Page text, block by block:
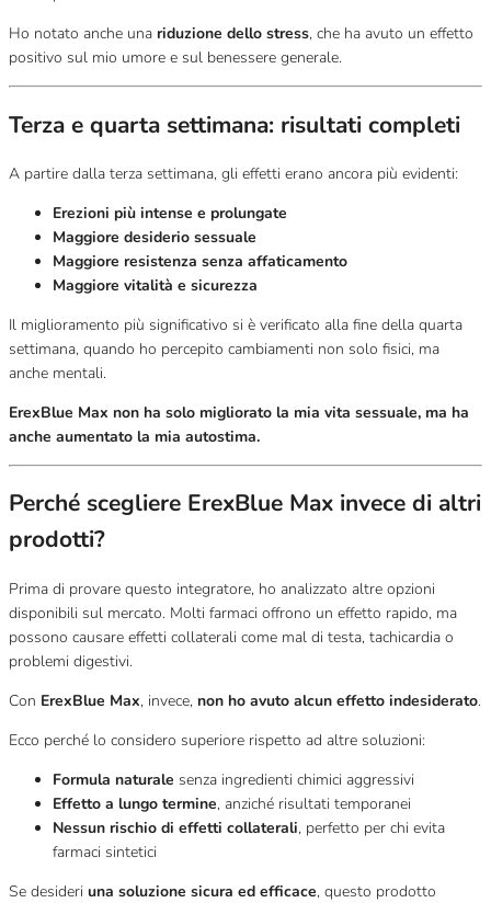
Ho notato anche una riduzione dello stress, che ha avuto un effetto
positivo sul mio umore e sul benessere generale.
Terza e quarta settimana: risultati completi
A partire dalla terza settimana, gli effetti erano ancora più evidenti:
Erezioni più intense e prolungate
Maggiore desiderio sessuale
Maggiore resistenza senza affaticamento
Maggiore vitalità e sicurezza
Il miglioramento più significativo si è verificato alla fine della quarta
settimana, quando ho percepito cambiamenti non solo fisici, ma
anche mentali.
ErexBlue Max non ha solo migliorato la mia vita sessuale, ma ha
anche aumentato la mia autostima.
Perché scegliere ErexBlue Max invece di altri
prodotti?
Prima di provare questo integratore, ho analizzato altre opzioni
disponibili sul mercato. Molti farmaci offrono un effetto rapido, ma
possono causare effetti collaterali come mal di testa, tachicardia o
problemi digestivi.
Con ErexBlue Max, invece, non ho avuto alcun effetto indesiderato.
Ecco perché lo considero superiore rispetto ad altre soluzioni:
Formula naturale senza ingredienti chimici aggressivi
Effetto a lungo termine, anziché risultati temporanei
Nessun rischio di effetti collaterali, perfetto per chi evita
farmaci sintetici
Se desideri una soluzione sicura ed efficace, questo prodotto